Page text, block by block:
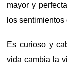
mayor y
los sentimientos
Es curioso y
vida cambia la